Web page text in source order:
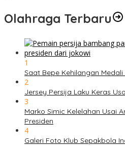
Olahraga Terbaru
1
Saat Bepe Kehilangan
2
Jersey Persija Laku Keras
3
Marko Simic Kelelahan Usai
Presiden
4
Galeri Foto Klub Sepakbola